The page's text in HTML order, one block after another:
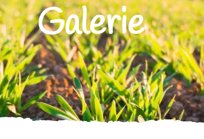
Galerie